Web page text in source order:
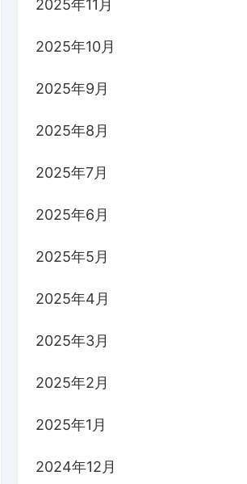
2025年11月
2025年10月
2025年9月
2025年8月
2025年7月
2025年6月
2025年5月
2025年4月
2025年3月
2025年2月
2025年1月
2024年12月